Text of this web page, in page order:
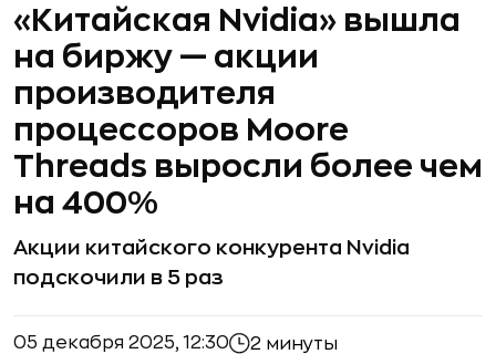
«Китайская Nvidia» вышла
на биржу — акции
производителя
процессоров Moore
Threads выросли более чем
на 400%
Акции китайского конкурента Nvidia
подскочили в 5 раз
05 декабря 2025, 12:30 2 минуты